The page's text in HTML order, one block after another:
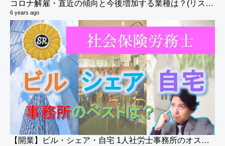
コロナ解雇・直近の傾向と今後増加する業種は？(リストラ・倒産)
6 years ago
【開業】ビル・シェア・自宅 1人社労士事務所のオススメは？(社会保険労務士)